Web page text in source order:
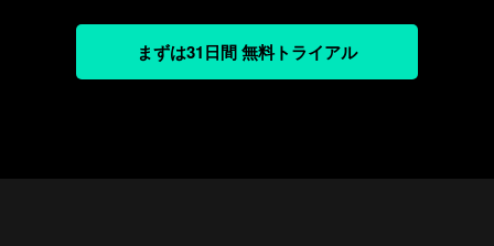
まずは31日間 無料トライアル